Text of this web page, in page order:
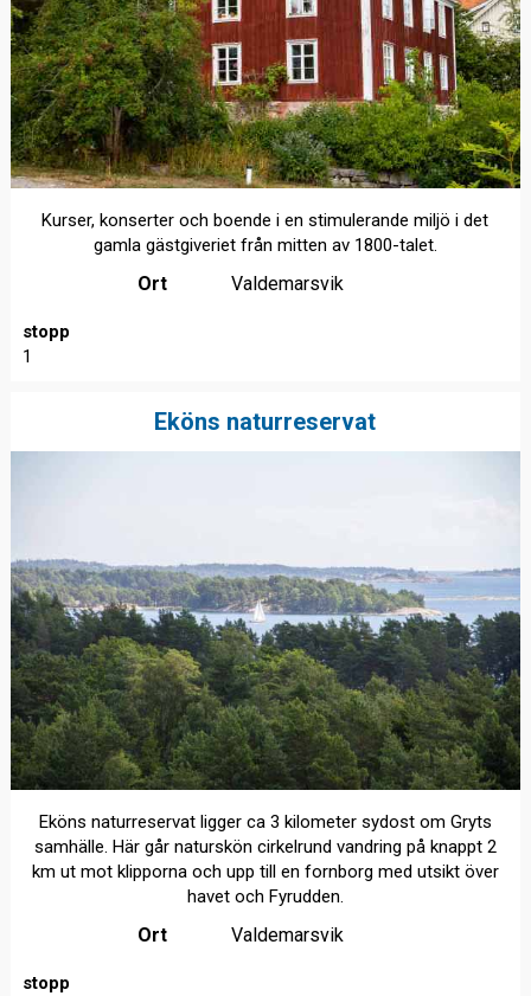
Kurser, konserter och boende i en stimulerande miljö i det
gamla gästgiveriet från mitten av 1800-talet.
Ort Valdemarsvik
stopp
1
Eköns naturreservat
Eköns naturreservat ligger ca 3 kilometer sydost om Gryts
samhälle. Här går naturskön cirkelrund vandring på knappt 2
km ut mot klipporna och upp till en fornborg med utsikt över
havet och Fyrudden.
Ort Valdemarsvik
stopp